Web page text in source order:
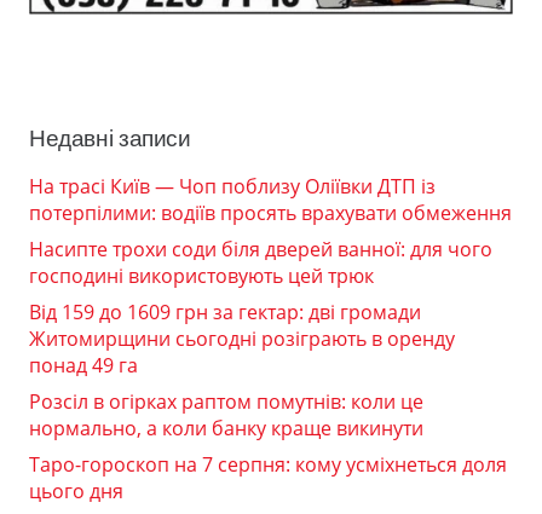
Недавні записи
На трасі Київ — Чоп поблизу Оліївки ДТП із
потерпілими: водіїв просять врахувати обмеження
Насипте трохи соди біля дверей ванної: для чого
господині використовують цей трюк
Від 159 до 1609 грн за гектар: дві громади
Житомирщини сьогодні розіграють в оренду
понад 49 га
Розсіл в огірках раптом помутнів: коли це
нормально, а коли банку краще викинути
Таро-гороскоп на 7 серпня: кому усміхнеться доля
цього дня